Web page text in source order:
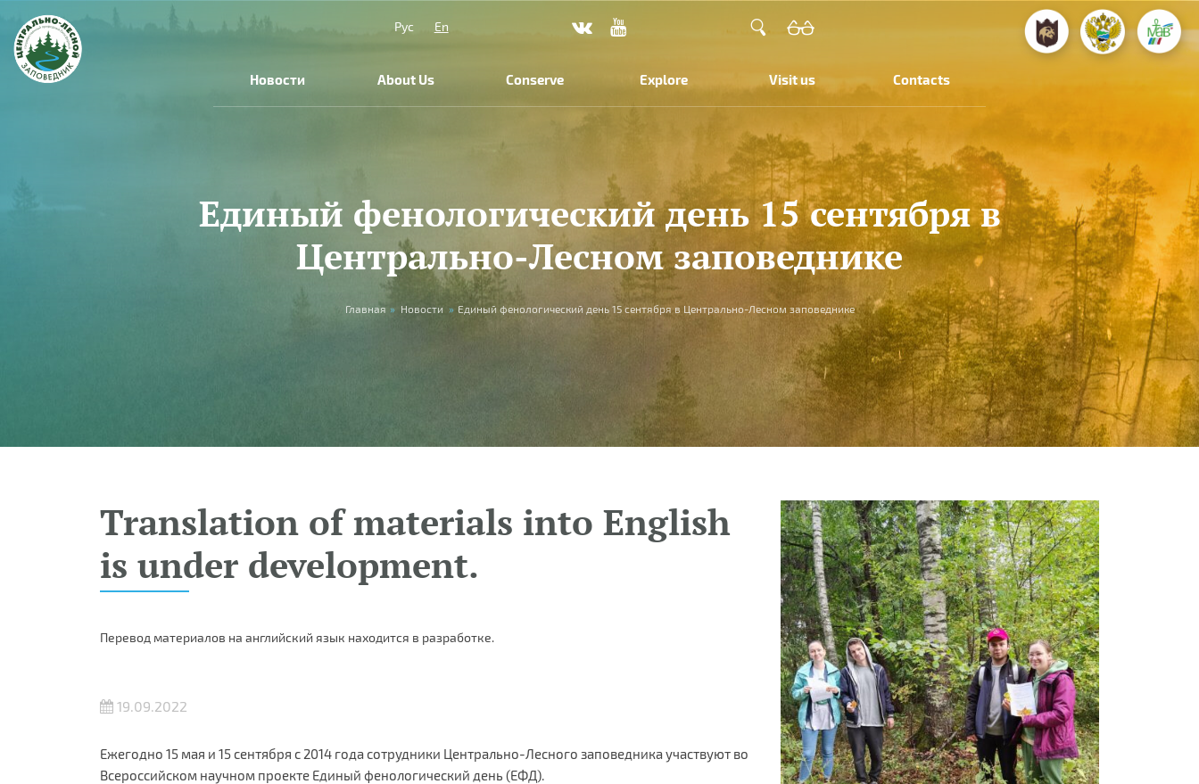
Рус
En
Новости About Us Conserve Explore Visit us Contacts
Единый фенологический день 15 сентября в
Центрально-Лесном заповеднике
Главная » Новости » Единый фенологический день 15 сентября в Центрально-Лесном заповеднике
Translation of materials into English
is under development.
Перевод материалов на английский язык находится в разработке.
19.09.2022
Ежегодно 15 мая и 15 сентября с 2014 года сотрудники Центрально-Лесного заповедника участвуют во
Всероссийском научном проекте Единый фенологический день (ЕФД).